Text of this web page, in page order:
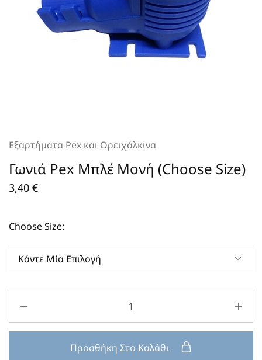
Εξαρτήματα Pex και Ορειχάλκινα
Γωνιά Pex Μπλέ Μονή (Choose Size)
3,40 €
Choose Size:
Προσθήκη Στο Καλάθι